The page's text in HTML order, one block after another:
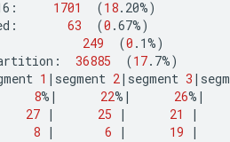
1701 (18.20%)
63 (0 .67%)
249 (0 .1%)
36885 (17.7%)
1 | segment 2| segment 3 |
8% | 22% | 26% |
27 | 25 | 21
|
8 | 6 | 19 |